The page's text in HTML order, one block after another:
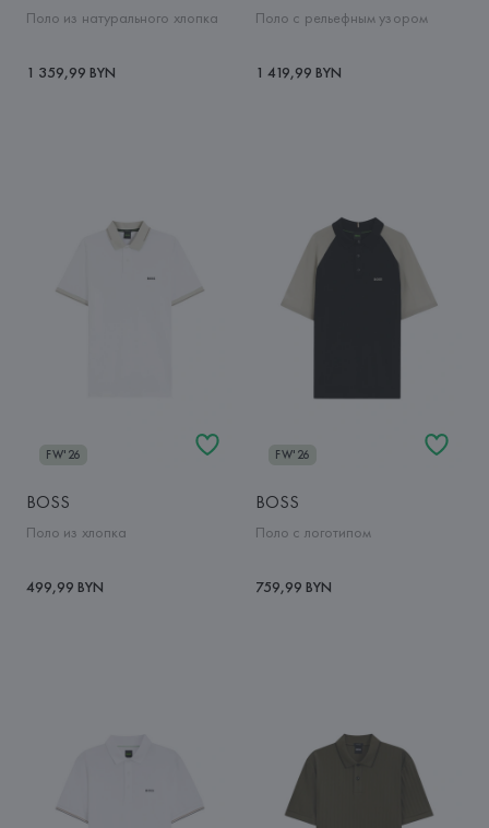
Поло из натурального хлопка
1 359,99 BYN
Поло с рельефным узором
1 419,99 BYN
FW'26
BOSS
Поло из хлопка
499,99 BYN
FW'26
BOSS
Поло с логотипом
759,99 BYN